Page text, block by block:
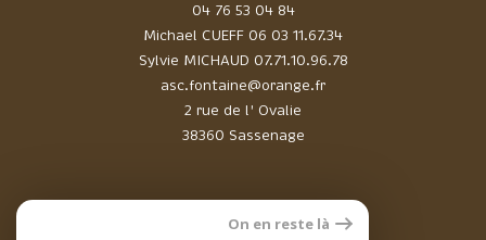
04 76 53 04 84
2 rue de l' Ovalie
38360 Sassenage
Michael CUEFF 06 03 11.67.34
Sylvie MICHAUD 07.71.10.96.78
asc.fontaine@orange.fr
On en reste là